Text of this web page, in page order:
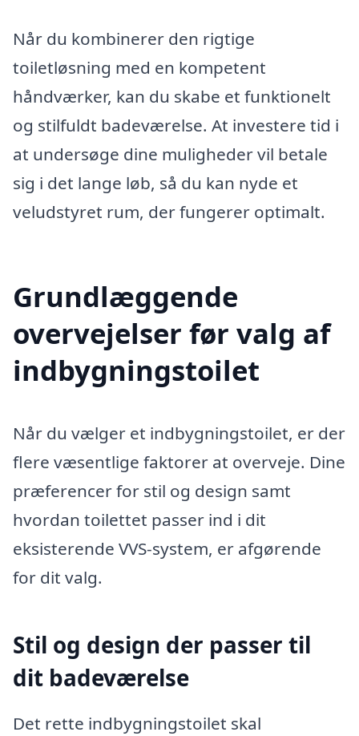
Når du kombinerer den rigtige
toiletløsning med en kompetent
håndværker, kan du skabe et funktionelt
og stilfuldt badeværelse. At investere tid i
at undersøge dine muligheder vil betale
sig i det lange løb, så du kan nyde et
veludstyret rum, der fungerer optimalt.
Grundlæggende
overvejelser før valg af
indbygningstoilet
Når du vælger et indbygningstoilet, er der
flere væsentlige faktorer at overveje. Dine
præferencer for stil og design samt
hvordan toilettet passer ind i dit
eksisterende VVS-system, er afgørende
for dit valg.
Stil og design der passer til
dit badeværelse
Det rette indbygningstoilet skal